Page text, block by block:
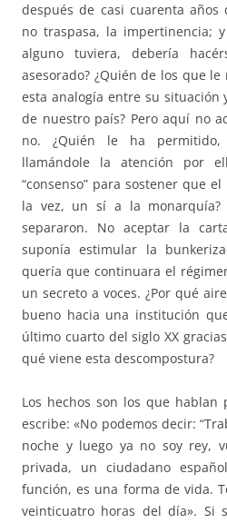
después de casi cuarenta años
no traspasa, la impertinencia;
alguno tuviera, debería
asesorado? ¿Quién de los que
esta analogía entre su
de nuestro país? Pero aquí no
no. ¿Quién le ha permitido,
llamándole la atención por
“consenso” para sostener que
la vez, un sí a la monarquía?
separaron. No aceptar la
suponía estimular la
quería que continuara el
un secreto a voces. ¿Por qué
bueno hacia una institución
último cuarto del siglo XX
qué viene esta descompostura?
Los hechos son los que hablan
escribe: «No podemos decir:
noche y luego ya no soy rey,
privada, un ciudadano
función, es una forma de vida.
veinticuatro horas del día». Si